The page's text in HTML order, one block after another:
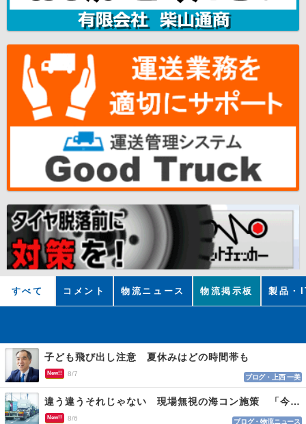
すべて コメント 物流ニュース 物流掲示板 製品・
子ども飛び出し注意 夏休みはどの時間帯も
New!! 8/7 ブログ・上西 一美
違う違うそれじゃない 現場無視の海コン施策 「今でも平均２～３時間は待つ」
New!! 8/6 ブログ・物流ニュース